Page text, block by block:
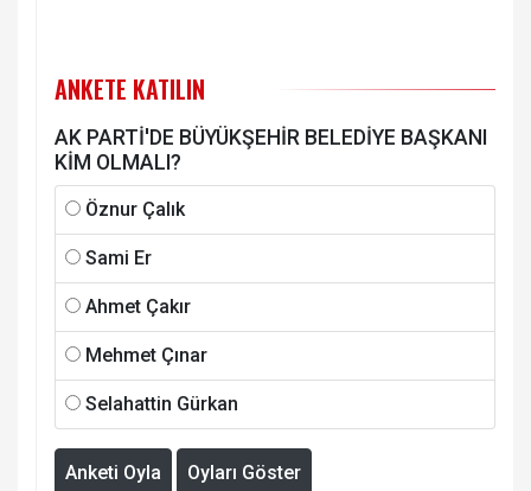
ANKETE KATILIN
AK PARTİ'DE BÜYÜKŞEHİR BELEDİYE BAŞKANI
KİM OLMALI?
Öznur Çalık
Sami Er
Ahmet Çakır
Mehmet Çınar
Selahattin Gürkan
Anketi Oyla Oyları Göster